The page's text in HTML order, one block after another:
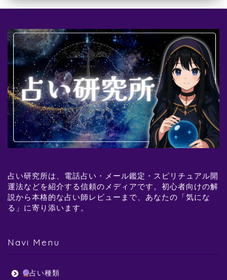
占い研究所は、電話占い・メール鑑定・スピリチュアル開
運法などを紹介する信頼のメディアです。初心者向けの解
説から本格的な占い師レビューまで、あなたの「気にな
る」に寄り添います。
Navi Menu
占い種類